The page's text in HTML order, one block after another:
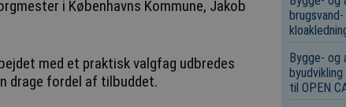
i Københavns Kommune, Jakob
med et praktisk valgfag udbredes
drage fordel af tilbuddet.
Bygge- og
til OPEN